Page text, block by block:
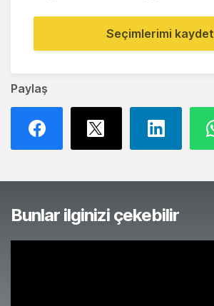
Paylaş
Seçimlerimi kaydet
Bunlar ilginizi çekebilir